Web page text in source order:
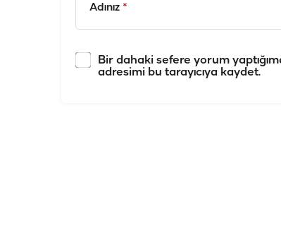
Adınız *
Bir dahaki sefere yorum
adresimi bu tarayıcıya kaydet.